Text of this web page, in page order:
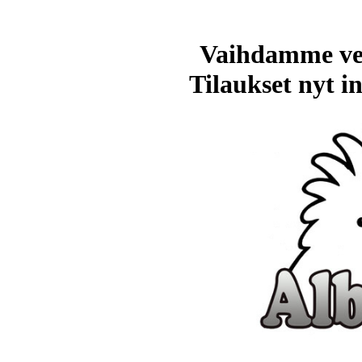
Vaihdamme
Tilaukset nyt